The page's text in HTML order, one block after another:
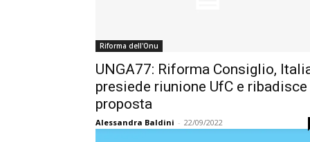
Riforma dell'Onu
UNGA77: Riforma Consiglio,
presiede riunione UfC e ribadisce
proposta
Alessandra Baldini - 22/09/2022